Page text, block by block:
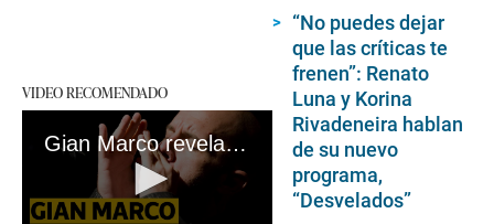
VIDEO RECOMENDADO
Gian Marco revela la fecha de su concierto por sus 3 décadas de trayectoria artística
“No puedes dejar
que las críticas te
frenen”: Renato
Luna y Korina
Rivadeneira hablan
de su nuevo
programa,
“Desvelados”